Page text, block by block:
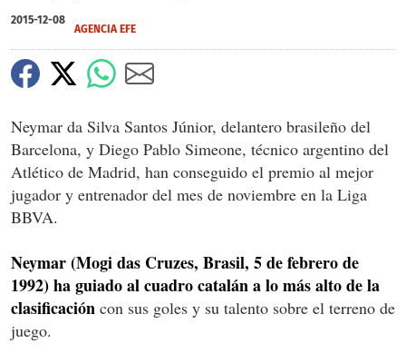
2015-12-08
AGENCIA EFE
Neymar da Silva Santos Júnior, delantero brasileño del
Barcelona, y Diego Pablo Simeone, técnico argentino del
Atlético de Madrid, han conseguido el premio al mejor
jugador y entrenador del mes de noviembre en la Liga
BBVA.
Neymar (Mogi das Cruzes, Brasil, 5 de febrero de
1992) ha guiado al cuadro catalán a lo más alto de la
clasificación con sus goles y su talento sobre el terreno de
juego.